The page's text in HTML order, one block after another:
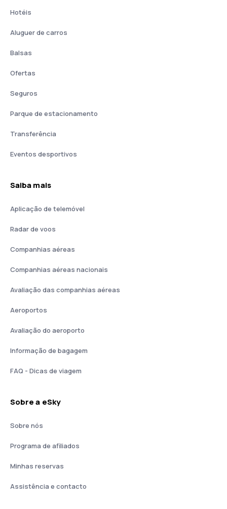
Hotéis
Aluguer de carros
Balsas
Ofertas
Seguros
Parque de estacionamento
Transferência
Eventos desportivos
Saiba mais
Aplicação de telemóvel
Radar de voos
Companhias aéreas
Companhias aéreas nacionais
Avaliação das companhias aéreas
Aeroportos
Avaliação do aeroporto
Informação de bagagem
FAQ - Dicas de viagem
Sobre a eSky
Sobre nós
Programa de afiliados
Minhas reservas
Assistência e contacto